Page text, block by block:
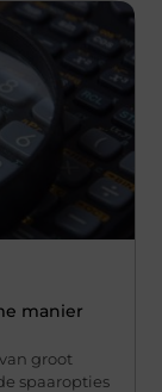
manier
groot
spaaropties